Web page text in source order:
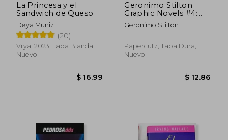
La Princesa y el
Sandwich de Queso
Deya Muniz
(20)
Vrya, 2023, Tapa Blanda,
Nuevo
Geronimo Stilton
Graphic Novels #4:
Following the Trail of
Marco Polo (en
Geronimo Stilton
Papercutz, Tapa Dura,
Nuevo